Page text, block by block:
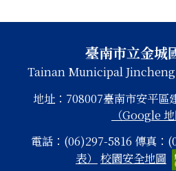
頁尾區域內容臺南市立金城
Tainan Municipal
地址：708007臺南市安平區
（Google 地
電話：(06)297-5816 傳真：
表） 校園安全地圖